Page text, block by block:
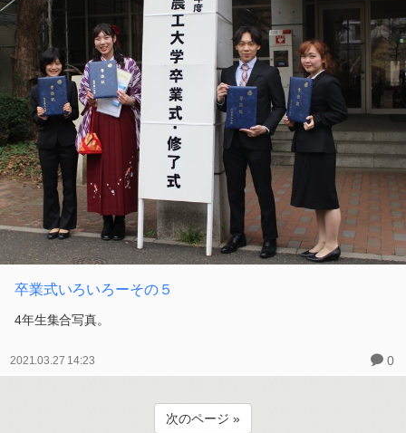
卒業式いろいろーその５
4年生集合写真。
2021.03.27 14:23 0
次のページ »